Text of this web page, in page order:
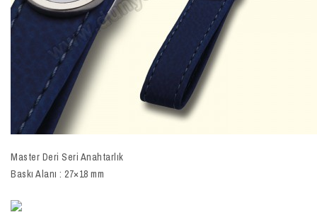
Master Deri Seri Anahtarlık
Baskı Alanı : 27×18 mm